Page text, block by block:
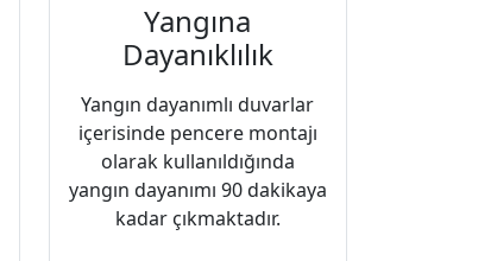
Yangına
Dayanıklılık
Yangın dayanımlı duvarlar
içerisinde pencere montajı
olarak kullanıldığında
yangın dayanımı 90 dakikaya
kadar çıkmaktadır.